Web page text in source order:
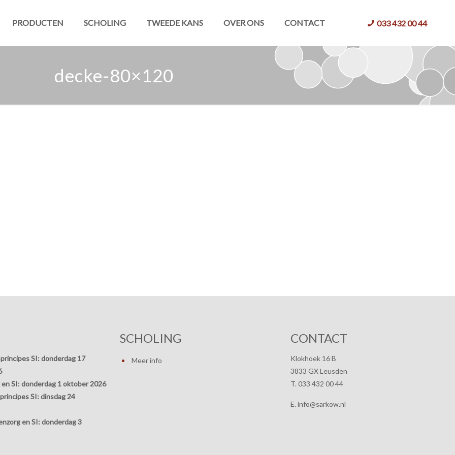
PRODUCTEN SCHOLING TWEEDE KANS OVER ONS CONTACT 033 432 00 44
decke-80×120
SI: donderdag 17
SI: donderdag 1 oktober 2026
SI: dinsdag 24
en SI: donderdag 3
SCHOLING
Meer info
CONTACT
Klokhoek 16 B
3833 GX Leusden
T. 033 432 00 44
E. info@sarkow.nl